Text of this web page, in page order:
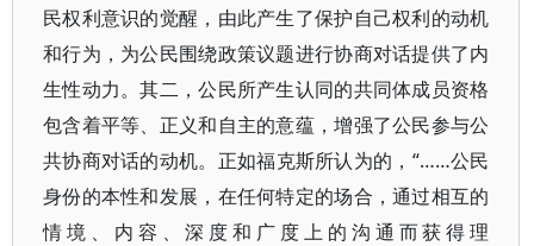
民权利意识的觉醒，由此产生了保护自己权利的动机
和行为，为公民围绕政策议题进行协商对话提供了内
生性动力。其二，公民所产生认同的共同体成员资格
包含着平等、正义和自主的意蕴，增强了公民参与公
共协商对话的动机。正如福克斯所认为的，“……公民
身份的本性和发展，在任何特定的场合，通过相互的
情境、内容、深度和广度上的沟通而获得理